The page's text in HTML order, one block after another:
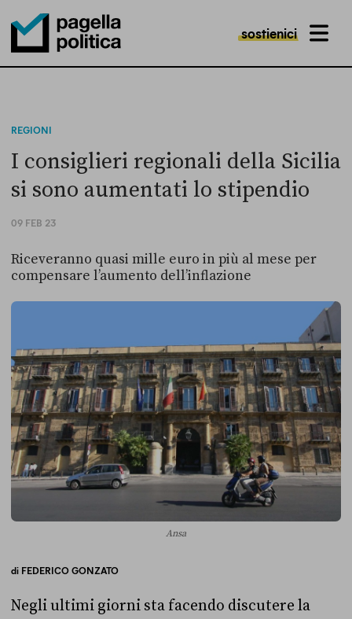
Pagella Politica Logo
sostienici MENU
REGIONI
I consiglieri regionali della Sicilia
si sono aumentati lo stipendio
09 FEB 23
Riceveranno quasi mille euro in più al mese per
compensare l’aumento dell’inflazione
Ansa
di FEDERICO GONZATO
Negli ultimi giorni sta facendo discutere la